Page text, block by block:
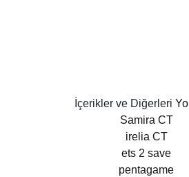
İçerikler ve Diğerleri
Samira CT
irelia CT
ets 2 save
pentagame